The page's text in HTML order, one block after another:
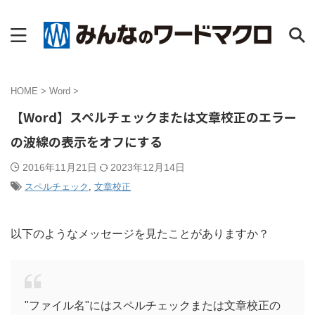
HOME > Word >
【Word】スペルチェックまたは文章校正のエラー
の波線の表示をオフにする
2016年11月21日 2023年12月14日
スペルチェック , 文章校正
以下のようなメッセージを見たことがありますか？
"ファイル名"にはスペルチェックまたは文章校正の